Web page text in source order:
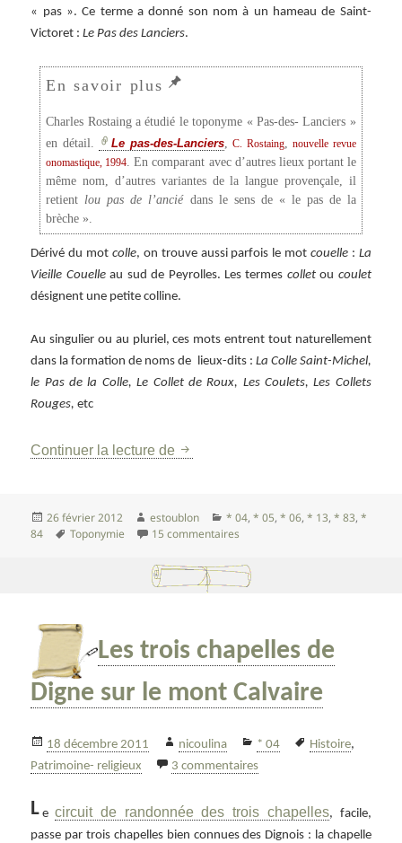
« pas ». Ce terme a donné son nom à un hameau de Saint-
Victoret :Le Pas des Lanciers.
Charles Rostaing a étudié le toponyme « Pas-des- Lanciers »
en détail.
Le pas-des-Lanciers,C. Rostaing,nouvelle revue
onomastique, 1994 . En comparant avec d’autres lieux portant le
même nom, d’autres variantes de la langue provençale, il
retient lou pas de l’anciédans le sens de « le pas de la
brèche ».
Dérivé du mot colle, on trouve aussi parfois le mot couelle: La
Vieille Couelleau sud de Peyrolles. Les termes colletou coulet
désignent une petite colline.
Au singulier ou au pluriel, ces mots entrent tout naturellement
dans la formation de noms de lieux-dits : La Colle Saint-Michel,
le Pas de la Colle, Le Collet de Roux, Les Coulets, Les Collets
Rouges, etc
Continuer la lecture de Petit cours de toponymie
Publié
26 février 2012 Auteur
estoublon Catégories
* 04,* 05,* 06,* 13,* 83,*
84
Mots-
Toponymie 15 commentaires
Les trois chapelles de
Digne sur le mont Calvaire
Publié
le
18 décembre 2011 Auteur
nicoulina Catégories
* 04
Mots-
Histoire,
Patrimoine- religieux
3 commentairessur Les trois chapelles de
L ecircuit de randonnée des trois chapelles, facile,
passe par trois chapelles bien connues des Dignois : la chapelle